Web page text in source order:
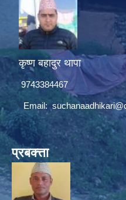
कृष्ण बहादुर थापा
9743384467
Email:
प्रबक्त्ता